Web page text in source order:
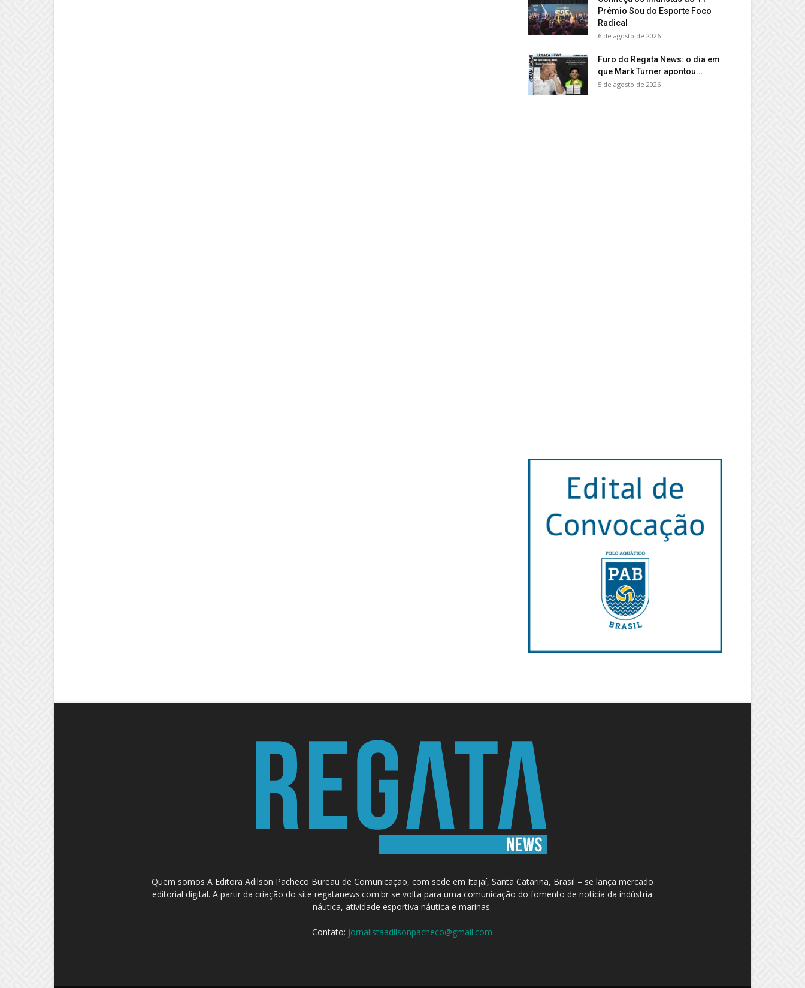
Prêmio Sou do Esporte Foco
Radical
6 de agosto de 2026
Furo do Regata News: o dia em
que Mark Turner apontou...
5 de agosto de 2026
Quem somos A Editora Adilson Pacheco Bureau de Comunicação, com sede em Itajaí, Santa Catarina, Brasil – se lança mercado
editorial digital. A partir da criação do site regatanews.com.br se volta para uma comunicação do fomento de notícia da indústria
náutica, atividade esportiva náutica e marinas.
Contato: jornalistaadilsonpacheco@gmail.com